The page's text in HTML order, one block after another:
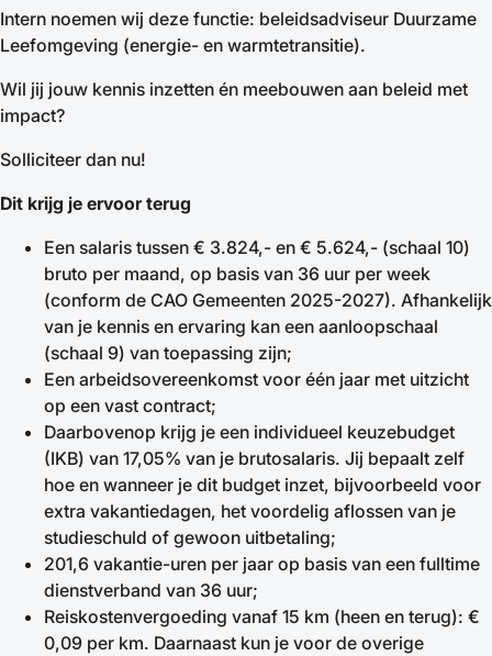
Intern noemen wij deze functie: beleidsadviseur Duurzame
Leefomgeving (energie- en warmtetransitie).
Wil jij jouw kennis inzetten én meebouwen aan beleid met
impact?
Solliciteer dan nu!
Dit krijg je ervoor terug
Een salaris tussen € 3.824,- en € 5.624,- (schaal 10)
bruto per maand, op basis van 36 uur per week
(conform de CAO Gemeenten 2025-2027). Afhankelijk
van je kennis en ervaring kan een aanloopschaal
(schaal 9) van toepassing zijn;
Een arbeidsovereenkomst voor één jaar met uitzicht
op een vast contract;
Daarbovenop krijg je een individueel keuzebudget
(IKB) van 17,05% van je brutosalaris. Jij bepaalt zelf
hoe en wanneer je dit budget inzet, bijvoorbeeld voor
extra vakantiedagen, het voordelig aflossen van je
studieschuld of gewoon uitbetaling;
201,6 vakantie-uren per jaar op basis van een fulltime
dienstverband van 36 uur;
Reiskostenvergoeding vanaf 15 km (heen en terug): €
0,09 per km. Daarnaast kun je voor de overige